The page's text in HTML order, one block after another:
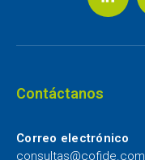
Contáctanos
Correo electrónico